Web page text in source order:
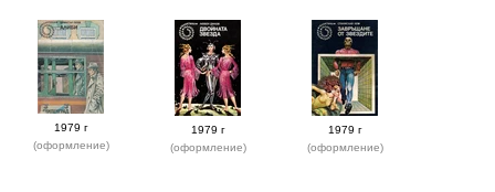
1979 г
(оформление)
1979 г
(оформление)
1979 г
(оформление)